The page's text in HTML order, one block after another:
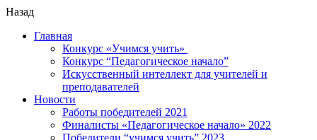
Назад
Главная
Конкурс «Учимся учить»
Конкурс “Педагогическое начало”
Искусственный интеллект для учителей и
преподавателей
Новости
Работы победителей 2021
Финалисты «Педагогическое начало» 2022
Победители “учимся учить” 2023